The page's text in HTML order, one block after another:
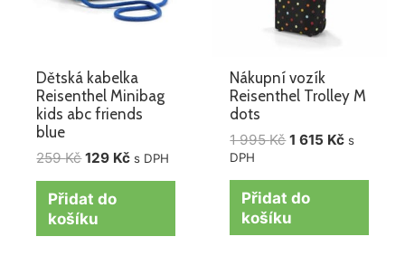
Dětská kabelka
Reisenthel Minibag
kids abc friends
blue
259Kč 129 Kč s DPH
Přidat do
košíku
Nákupní vozík
Reisenthel Trolley M
dots
1 995Kč 1 615 Kč s
DPH
Přidat do
košíku